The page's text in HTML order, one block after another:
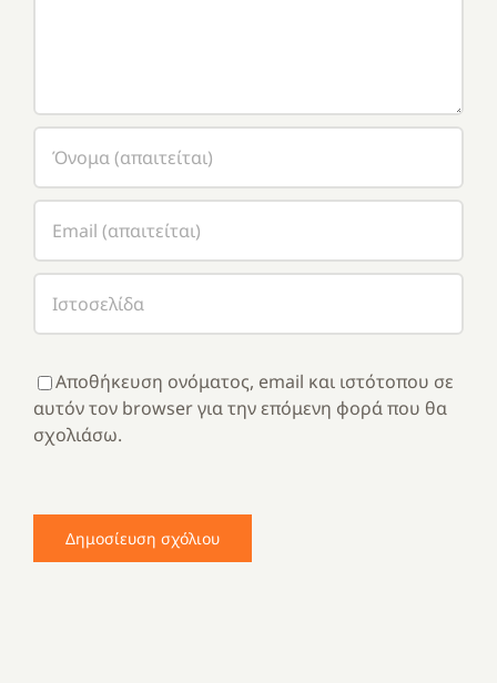
Αποθήκευση ονόματος, email και ιστότοπου σε
αυτόν τον browser για την επόμενη φορά που θα
σχολιάσω.